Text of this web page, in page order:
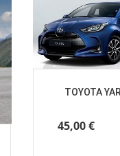
TOYOTA
45,00€